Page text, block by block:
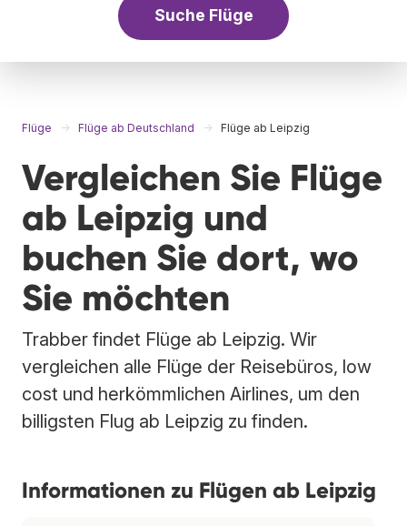
Suche Flüge
Flüge Flüge ab Deutschland Flüge ab Leipzig
Vergleichen Sie Flüge
ab Leipzig und
buchen Sie dort, wo
Sie möchten
Trabber findet Flüge ab Leipzig. Wir
vergleichen alle Flüge der Reisebüros, low
cost und herkömmlichen Airlines, um den
billigsten Flug ab Leipzig zu finden.
Informationen zu Flügen ab Leipzig